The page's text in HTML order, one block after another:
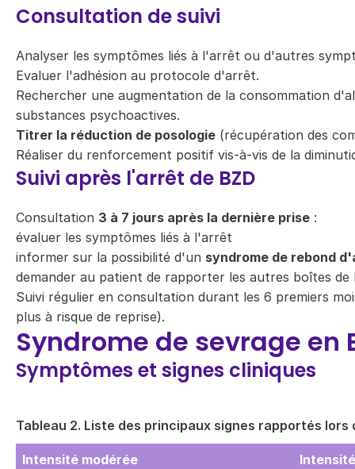
Consultation de suivi
Analyser les symptômes liés à l'arrêt ou d'autres
Evaluer l'adhésion au protocole d'arrêt.
Rechercher une augmentation de la consommation
substances psychoactives.
Titrer la réduction de posologie (récupération des
Réaliser du renforcement positif vis-à-vis de la
Suivi après l'arrêt de BZD
Consultation 3 à 7 jours après la dernière prise :
évaluer les symptômes liés à l'arrêt
informer sur la possibilité d'un syndrome de rebond
demander au patient de rapporter les autres boîtes
Suivi régulier en consultation durant les 6 premiers
plus à risque de reprise).
Syndrome de sevrage en
Symptômes et signes cliniques
Tableau 2. Liste des principaux signes rapportés lors
Intensité modérée